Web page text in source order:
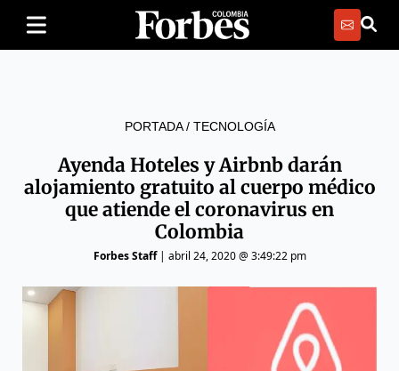
PORTADA/ TECNOLOGÍA
Ayenda Hoteles y Airbnb darán
alojamiento gratuito al cuerpo médico
que atiende el coronavirus en
Colombia
Forbes Staff| abril 24, 2020 @ 3:49:22 pm